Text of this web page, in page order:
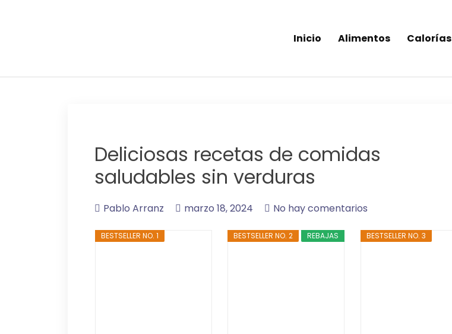
Inicio Alimentos Calorías
Deliciosas recetas de comidas
saludables sin verduras
Pablo Arranz marzo 18, 2024 No hay comentarios
BESTSELLER NO. 1 REBAJAS
BESTSELLER NO. 2 BESTSELLER NO. 3